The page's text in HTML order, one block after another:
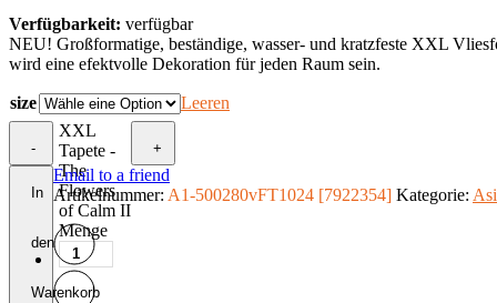
Verfügbarkeit: verfügbar
NEU! Großformatige, beständige, wasser- und kratzfeste XXL
wird eine efektvolle Dekoration für jeden Raum sein.
size Leeren
-
XXL
Tapete -
The
Flowers
of Calm II
Menge
+
In
den
Warenkorb
Email to a friend
Artikelnummer: A1-500280vFT1024 [7922354] Kategorie: